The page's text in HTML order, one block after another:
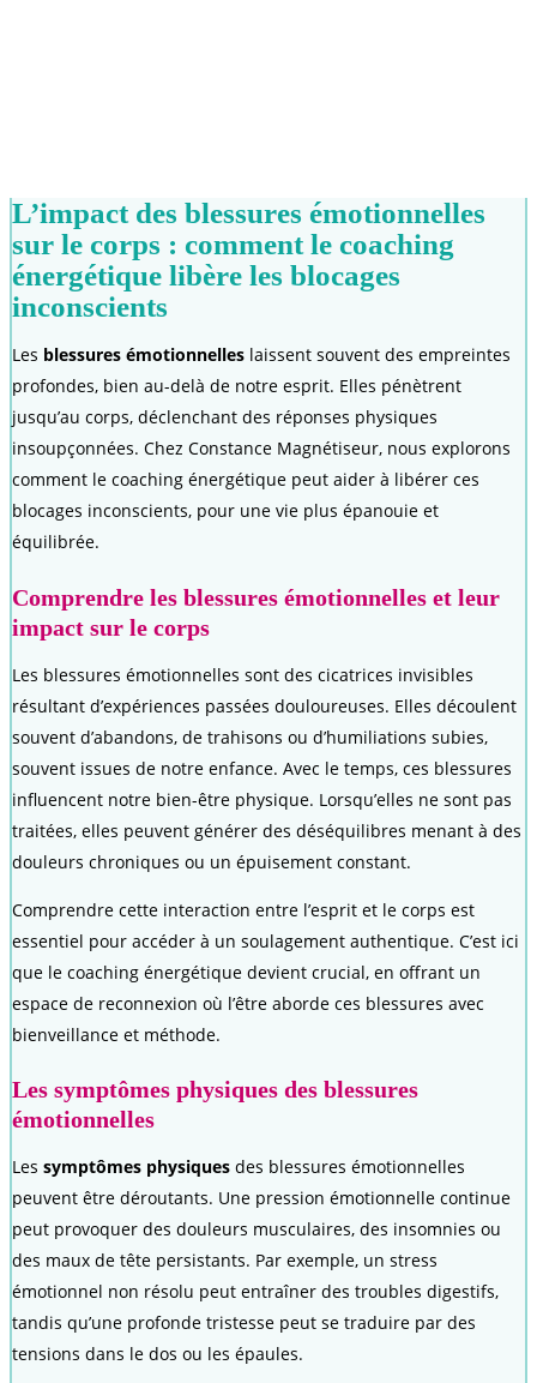
L’impact des blessures émotionnelles
sur le corps : comment le coaching
énergétique libère les blocages
inconscients
Les blessures émotionnelles laissent souvent des empreintes
profondes, bien au-delà de notre esprit. Elles pénètrent
jusqu’au corps, déclenchant des réponses physiques
insoupçonnées. Chez Constance Magnétiseur, nous explorons
comment le coaching énergétique peut aider à libérer ces
blocages inconscients, pour une vie plus épanouie et
équilibrée.
Comprendre les blessures émotionnelles et leur
impact sur le corps
Les blessures émotionnelles sont des cicatrices invisibles
résultant d’expériences passées douloureuses. Elles découlent
souvent d’abandons, de trahisons ou d’humiliations subies,
souvent issues de notre enfance. Avec le temps, ces blessures
influencent notre bien-être physique. Lorsqu’elles ne sont pas
traitées, elles peuvent générer des déséquilibres menant à des
douleurs chroniques ou un épuisement constant.
Comprendre cette interaction entre l’esprit et le corps est
essentiel pour accéder à un soulagement authentique. C’est ici
que le coaching énergétique devient crucial, en offrant un
espace de reconnexion où l’être aborde ces blessures avec
bienveillance et méthode.
Les symptômes physiques des blessures
émotionnelles
Les symptômes physiques des blessures émotionnelles
peuvent être déroutants. Une pression émotionnelle continue
peut provoquer des douleurs musculaires, des insomnies ou
des maux de tête persistants. Par exemple, un stress
émotionnel non résolu peut entraîner des troubles digestifs,
tandis qu’une profonde tristesse peut se traduire par des
tensions dans le dos ou les épaules.